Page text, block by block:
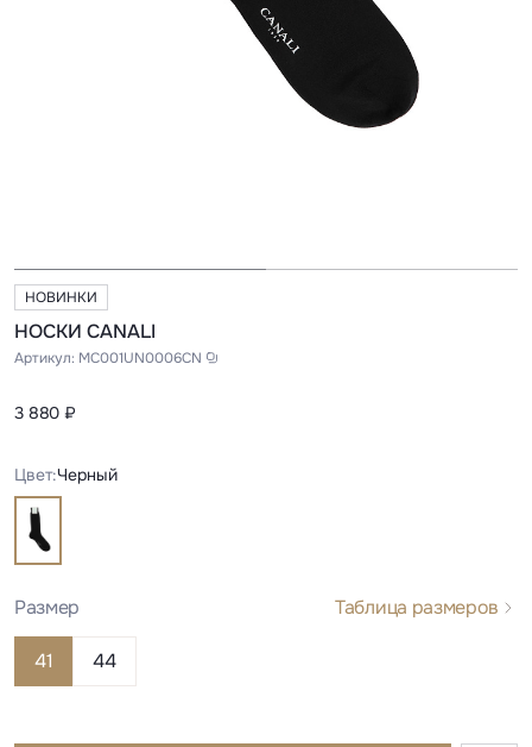
НОВИНКИ
НОСКИ CANALI
Артикул: MC001UN0006CN
3 880 ₽
Цвет:Черный
Размер Таблица размеров
41 44